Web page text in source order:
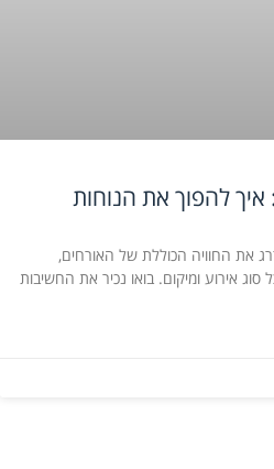
איך להפוך את הנוחות
את החוויה הכוללת של האורחים,
סוג אירוע ומיקום. בואו נכיר את החשיבות